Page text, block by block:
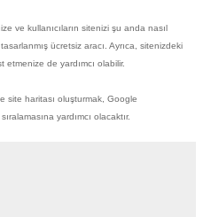
ve kullanıcıların sitenizi şu anda nasıl
ücretsiz aracı. Ayrıca, sitenizdeki
etmenize de yardımcı olabilir.
site haritası oluşturmak, Google
yardımcı olacaktır.